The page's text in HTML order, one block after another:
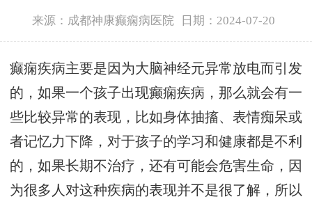
来源：成都神康癫痫病医院 日期：2024-07-20
癫痫疾病主要是因为大脑神经元异常放电而引发
的，如果一个孩子出现癫痫疾病，那么就会有一
些比较异常的表现，比如身体抽搐、表情痴呆或
者记忆力下降，对于孩子的学习和健康都是不利
的，如果长期不治疗，还有可能会危害生命，因
为很多人对这种疾病的表现并不是很了解，所以